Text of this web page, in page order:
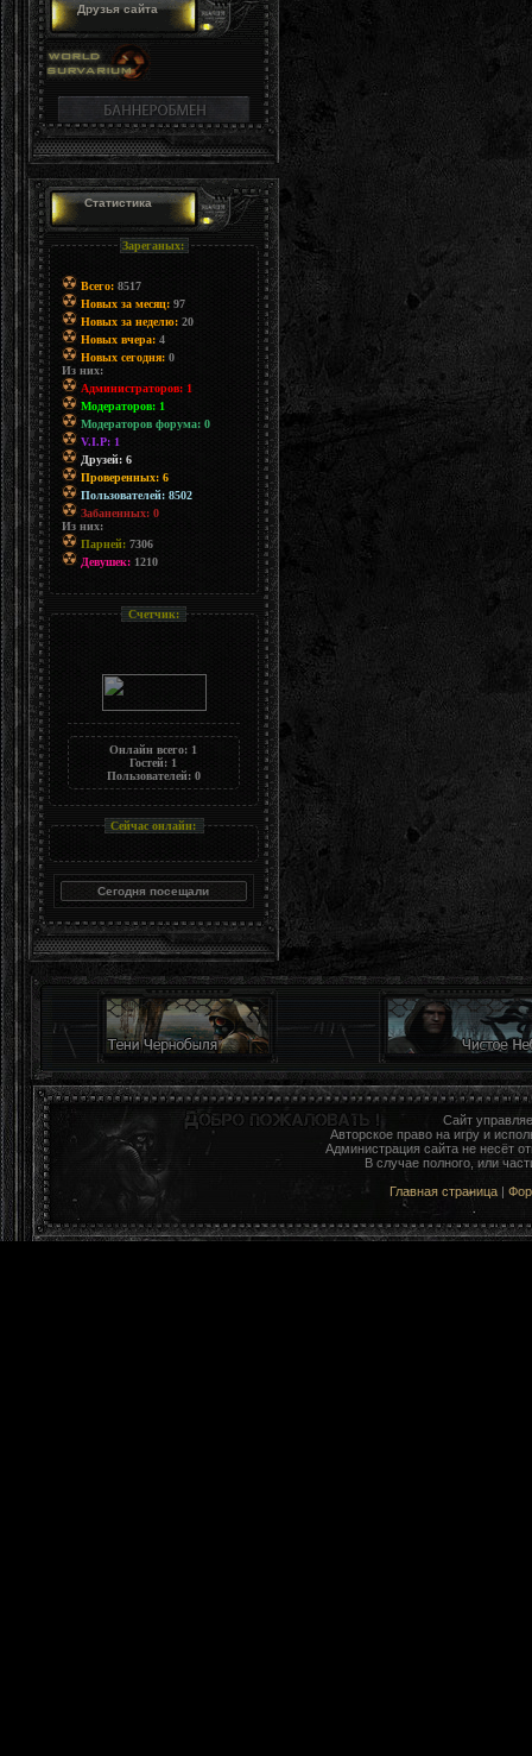
Друзья сайта
Статистика
Зареганых:
Всего:8517
Новых за месяц:97
Новых за неделю:20
Новых вчера:4
Новых сегодня:0
Из них:
Администраторов: 1
Модераторов: 1
Модераторов форума: 0
V.I.P: 1
Друзей: 6
Проверенных: 6
Пользователей: 8502
Забаненных: 0
Из них:
Парней:7306
Девушек:1210
Счетчик:
Онлайн всего: 1
Гостей: 1
Пользователей: 0
Сейчас онлайн:
Сайт
Авторское право на игру и
Администрация сайта не несёт
В случае полного, или
Главная страница |